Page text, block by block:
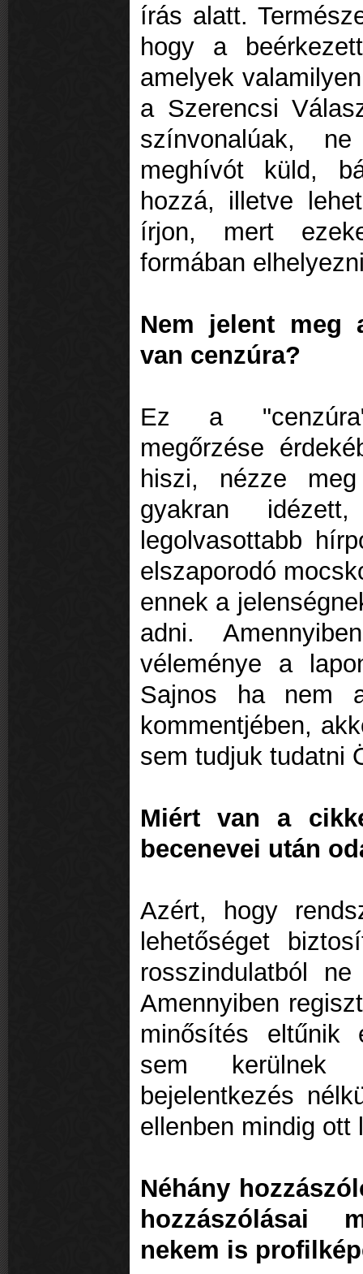
írás alatt.
hogy a
amelyek
a Szerencsi
színvonalúak,
meghívót küld,
hozzá, illetve
írjon, mert
formában
Nem jelent meg
van cenzúra?
Ez a
megőrzése
hiszi, nézze
gyakran
legolvasottabb
elszaporodó
ennek a
adni.
véleménye a
Sajnos ha nem
kommentjében,
sem tudjuk tudatni
Miért van a
becenevei után
Azért, hogy
lehetőséget
rosszindulatból
Amennyiben
minősítés eltűnik
sem kerülnek
bejelentkezés
ellenben mindig ott
Néhány
hozzászólásai
nekem is